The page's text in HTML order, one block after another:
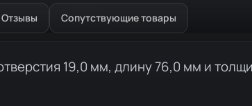
Отзывы Сопутствующие товары
19,0 мм, длину 76,0 мм и